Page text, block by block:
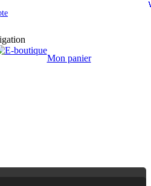
Mon panier